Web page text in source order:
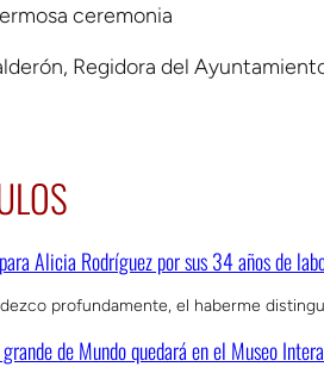
ceremonia
Regidora del
Alicia Rodríguez por sus 34 años de
profundamente, el haberme
de Mundo quedará en el Museo